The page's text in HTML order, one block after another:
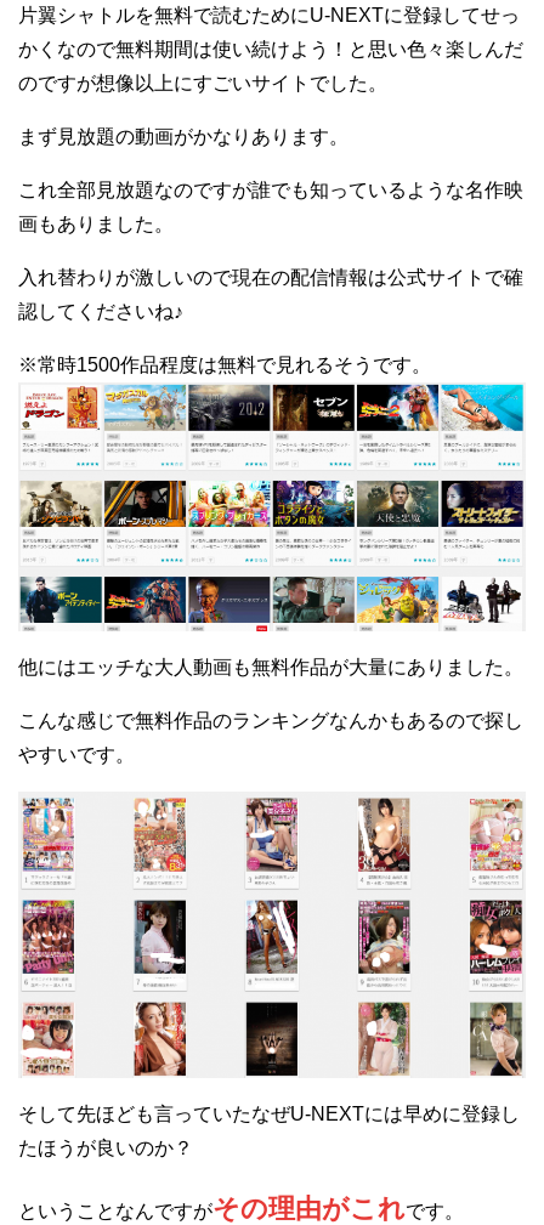
片翼シャトルを無料で読むためにU-NEXTに登録してせっ
かくなので無料期間は使い続けよう！と思い色々楽しんだ
のですが想像以上にすごいサイトでした。
まず見放題の動画がかなりあります。
これ全部見放題なのですが誰でも知っているような名作映
画もありました。
入れ替わりが激しいので現在の配信情報は公式サイトで確
認してくださいね♪
※常時1500作品程度は無料で見れるそうです。
他にはエッチな大人動画も無料作品が大量にありました。
こんな感じで無料作品のランキングなんかもあるので探し
やすいです。
そして先ほども言っていたなぜU-NEXTには早めに登録し
たほうが良いのか？
ということなんですがその理由がこれです。